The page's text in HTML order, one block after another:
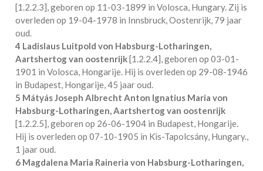
[1.2.2.3], geboren op 11-03-1899 in Volosca, Hungary. Zij is
overleden op 19-04-1978 in Innsbruck, Oostenrijk, 79 jaar
oud.
4 Ladislaus Luitpold von Habsburg-Lotharingen,
Aartshertog van oostenrijk[1.2.2.4], geboren op 03-01-
1901 in Volosca, Hongarije. Hij is overleden op 29-08-1946
in Budapest, Hongarije, 45 jaar oud.
5 Mátyás Joseph Albrecht Anton Ignatius Maria von
Habsburg-Lotharingen, Aartshertog van oostenrijk
[1.2.2.5], geboren op 26-06-1904 in Budapest, Hongarije.
Hij is overleden op 07-10-1905 in Kis-Tapolcsány, Hungary.,
1 jaar oud.
6 Magdalena Maria Raineria von Habsburg-Lotharingen,